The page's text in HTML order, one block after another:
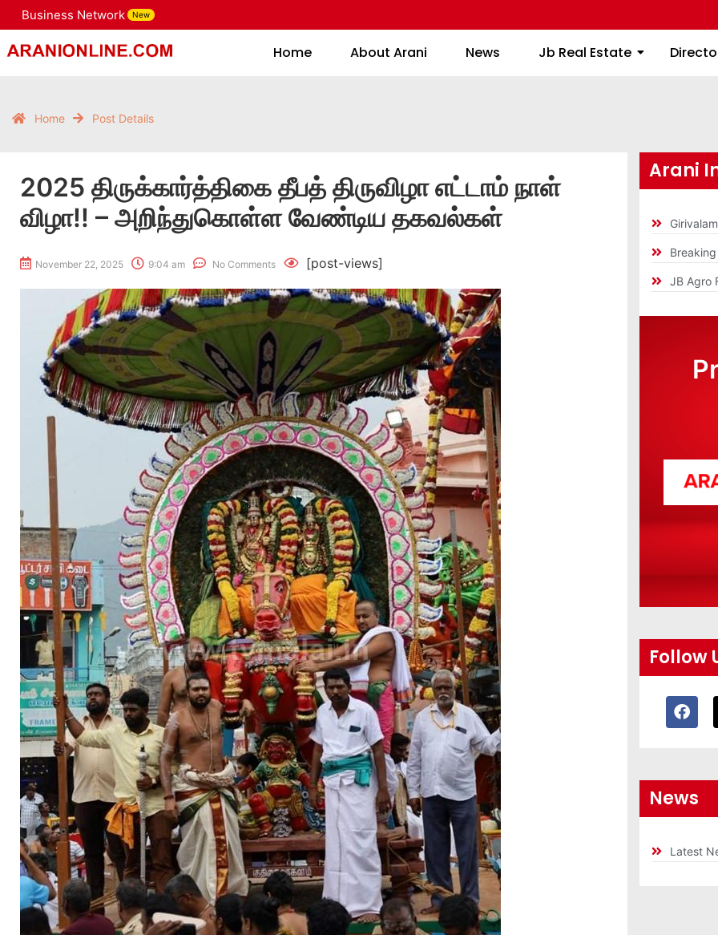
Business Network New
Home About Arani News Jb Real Estate
Home About Arani News Jb Real Estate
Home Post Details
2025 திருக்கார்த்திகை தீபத் திருவிழா எட்டாம் நாள்
விழா!! – அறிந்துகொள்ள வேண்டிய தகவல்கள்
November 22, 2025 9:04 am No Comments [post-views]
Arani
JB Agro
Follow
News
Latest